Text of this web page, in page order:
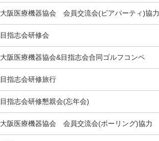
大阪医療機器協会 会員交流会(ビアパーティ)協力
目指志会研修会
大阪医療機器協会&目指志会合同ゴルフコンペ
目指志会研修旅行
目指志会研修懇親会(忘年会)
大阪医療機器協会 会員交流会(ボーリング)協力